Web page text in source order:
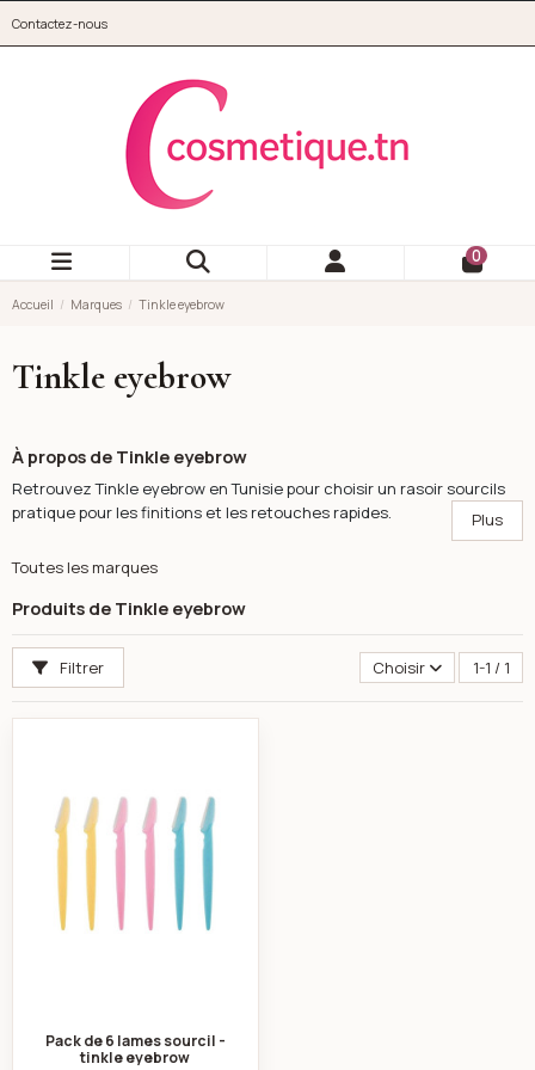
Contactez-nous
0
Accueil Marques Tinkle eyebrow
Tinkle eyebrow
À propos de Tinkle eyebrow
Retrouvez Tinkle eyebrow en Tunisie pour choisir un rasoir sourcils
pratique pour les finitions et les retouches rapides.
Plus
Toutes les marques
Produits de Tinkle eyebrow
Filtrer Choisir 1-1 / 1
Pack de 6 lames sourcil -
tinkle eyebrow